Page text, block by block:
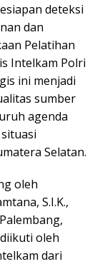
deteksi
dan
Pelatihan
Intelkam Polri
ini menjadi
sumber
agenda
Selatan.
oleh
S.I.K.,
oleh
dari